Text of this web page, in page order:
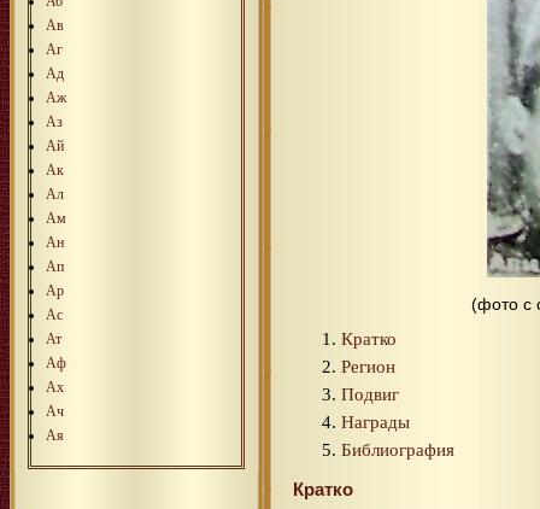
Ав
Аг
Ад
Аж
Аз
Ай
Ак
Ал
Ам
Ан
Ап
Ар
Ас
Ат
Аф
Ах
Ач
Ая
(фото с
Кратко
Регион
Подвиг
Награды
Библиография
Кратко